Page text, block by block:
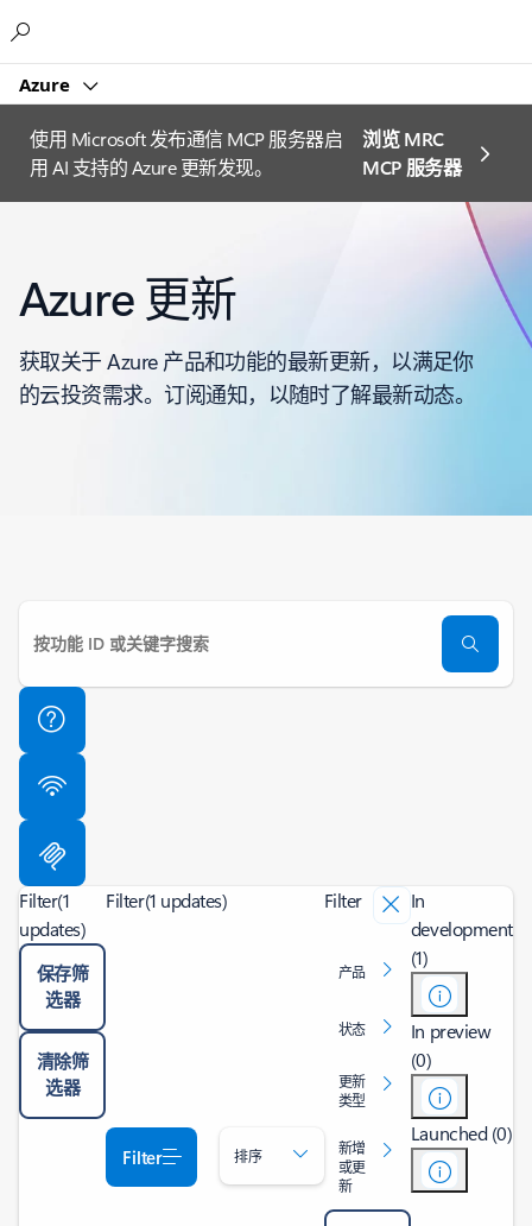
Azure
使用 Microsoft 发布通信 MCP 服务器启
用 AI 支持的 Azure 更新发现。
浏览 MRC
MCP 服务器
Azure 更新
获取关于 Azure 产品和功能的最新更新，以满足你
的云投资需求。订阅通知，以随时了解最新动态。
Filter(1
updates)
保存筛
选器
清除筛
选器
Filter(1 updates)
Filter 排序
Filter
产品
状态
更新
类型
新增
或更
新
In
development
(1)
In preview
(0)
Launched (0)